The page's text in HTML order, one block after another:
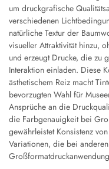
um druckgrafische
verschiedenen
natürliche Textur der
visueller Attraktivität hinzu,
und erzeugt Drucke, die zu
Interaktion einladen. Diese
ästhetischem Reiz macht
bevorzugten Wahl für
Ansprüche an die
die Farbgenauigkeit bei
gewährleistet Konsistenz
Variationen, die bei